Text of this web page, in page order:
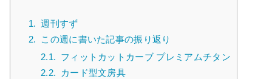
1. 週刊すず
2.
この週に書いた記事の振り返り
2.1. フィットカットカーブ プレミアムチタン
2.2.
カード型文房具